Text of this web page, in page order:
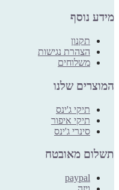
מידע נוסף
תקנון
הצהרת נגישות
משלוחים
המוצרים שלנו
תיקי ג'ינס
תיקי איפור
סינרי ג'ינס
תשלום מאובטח
paypal